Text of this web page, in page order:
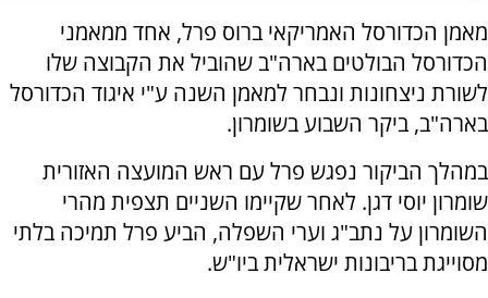
מאמן הכדורסל האמריקאי ברוס פרל, אחד ממאמני
הכדורסל הבולטים בארה"ב שהוביל את הקבוצה שלו
לשורת ניצחונות ונבחר למאמן השנה ע"י איגוד הכדורסל
בארה"ב, ביקר השבוע בשומרון.
במהלך הביקור נפגש פרל עם ראש המועצה האזורית
שומרון יוסי דגן. לאחר שקיימו השניים תצפית מהרי
השומרון על נתב"ג וערי השפלה, הביע פרל תמיכה בלתי
מסוייגת בריבונות ישראלית ביו"ש.